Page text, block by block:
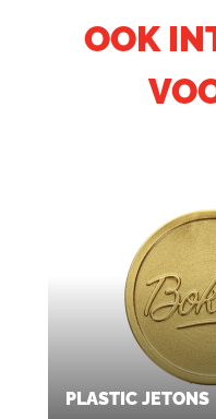
bandjes voor
OOK
PLASTIC JETONS